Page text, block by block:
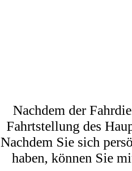
Nachdem der
Fahrtstellung des
Nachdem Sie sich
haben, können Sie